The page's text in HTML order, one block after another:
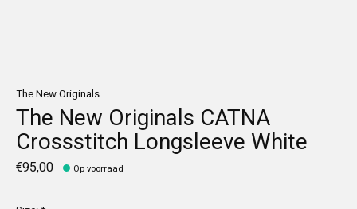
The New Originals
The New Originals CATNA
Crossstitch Longsleeve White
€95,00 Op voorraad